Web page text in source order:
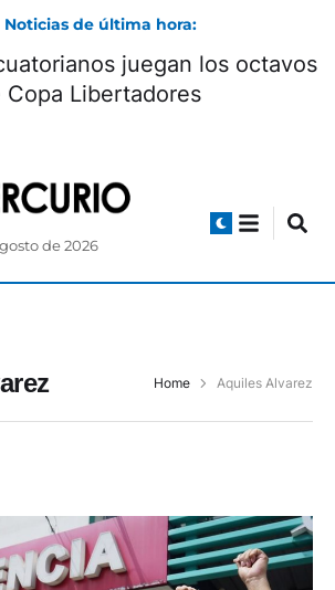
Noticias de última hora:
juegan los octavos
Copa Libertadores
de 2026
Home Aquiles Alvarez